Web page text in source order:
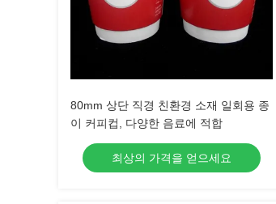
80mm 상단 직경 친환경 소재 일회용 종
이 커피컵, 다양한 음료에 적합
최상의 가격을 얻으세요